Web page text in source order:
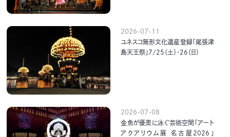
2026-07-11
ユネスコ無形文化遺産登録「尾張津
島天王祭」7/25（土）・26（日）
2026-07-08
金魚が優美に泳ぐ芸術空間「アート
アクアリウム展 名古屋2026」